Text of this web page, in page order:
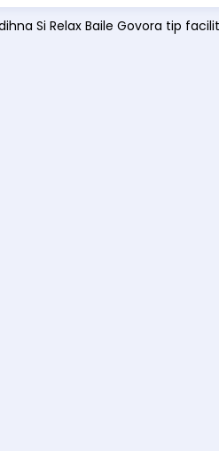
Si Relax Baile Govora tip